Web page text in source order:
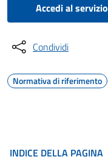
Accedi al servizio
Condividi
Normativa di riferimento
INDICE DELLA PAGINA